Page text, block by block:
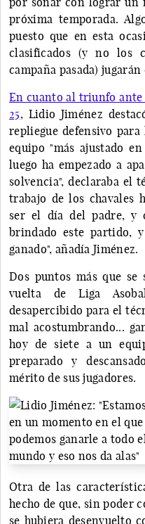
próxima temporada.
puesto que en esta
clasificados (y no los
campaña pasada)
En cuanto al triunfo ante
25, Lidio Jiménez
repliegue defensivo
equipo "más ajustado
luego ha empezado a
solvencia", declaraba el
trabajo de los chavales
ser el día del padre, y
brindado este partido,
ganado", añadía Jiménez.
Dos puntos más que se
vuelta de Liga
desapercibido para el
mal acostumbrando...
hoy de siete a un
preparado y
mérito de sus jugadores.
Otra de las
hecho de que, sin poder
se hubiera desenvuelto